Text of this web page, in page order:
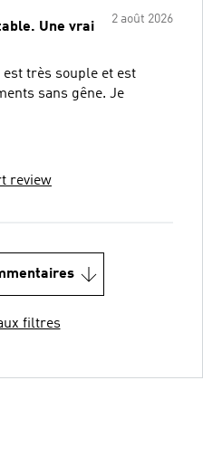
2 août 2026
Une vrai
sans gêne. Je
review
filtres